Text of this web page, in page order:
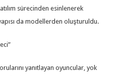
sürecinden esinlenerek
da modellerden oluşturuldu.
yanıtlayan oyuncular, yok